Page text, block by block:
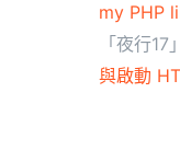
my PHP
「夜行17
與啟動